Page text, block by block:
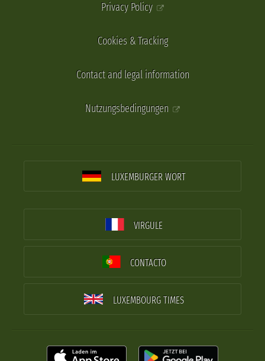
Privacy Policy
Cookies & Tracking
Contact and legal information
Nutzungsbedingungen
LUXEMBURGER WORT
VIRGULE
CONTACTO
LUXEMBOURG TIMES